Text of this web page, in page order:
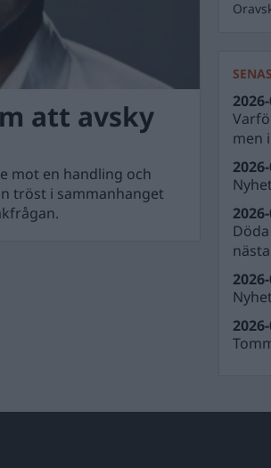
att avsky
mot en handling och
tröst i sammanhanget
men